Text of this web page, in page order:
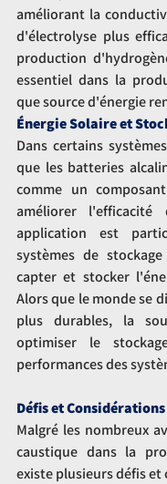
améliorant la
d'électrolyse plus
production
essentiel dans la
que source d'énergie
Énergie Solaire et
Dans certains
que les batteries
comme un
améliorer
application est
systèmes de
capter et stocker
Alors que le monde se
plus durables, la
optimiser le
performances des
Défis et Considérations
Malgré les nombreux
caustique dans la
existe plusieurs défis et